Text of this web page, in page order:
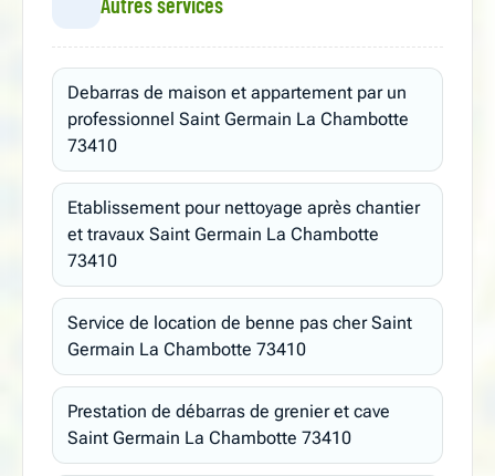
Debarras de maison et appartement par un
professionnel Saint Germain La Chambotte
73410
Etablissement pour nettoyage après chantier
et travaux Saint Germain La Chambotte
73410
Service de location de benne pas cher Saint
Germain La Chambotte 73410
Prestation de débarras de grenier et cave
Saint Germain La Chambotte 73410